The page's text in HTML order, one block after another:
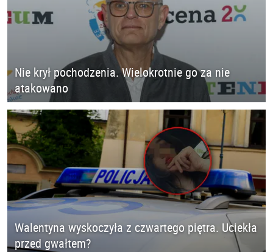
Nie krył pochodzenia. Wielokrotnie go za nie
atakowano
Walentyna wyskoczyła z czwartego piętra. Uciekła
przed gwałtem?